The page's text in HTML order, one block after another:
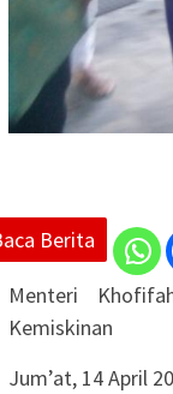
Berita
Menteri
Kemiskinan
Jum’at, 14 April